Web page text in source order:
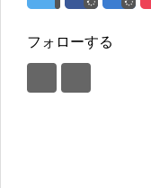
フォローする